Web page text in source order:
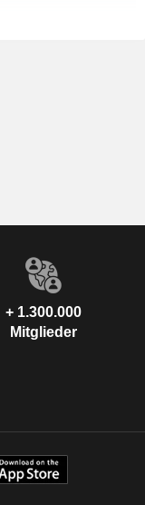
+ 1.300.000
Mitglieder